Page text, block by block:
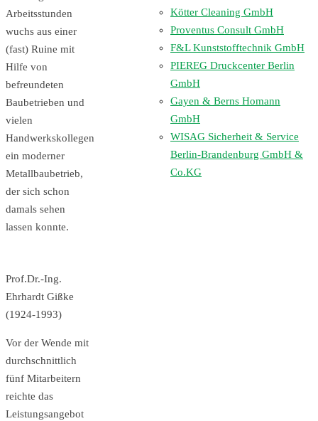
Arbeitsstunden
wuchs aus einer
(fast) Ruine mit
Hilfe von
befreundeten
Baubetrieben und
vielen
Handwerkskollegen
ein moderner
Metallbaubetrieb,
der sich schon
damals sehen
lassen konnte.
Prof.Dr.-Ing.
Ehrhardt Gißke
(1924-1993)
Vor der Wende mit
durchschnittlich
fünf Mitarbeitern
reichte das
Leistungsangebot
Kötter Cleaning GmbH
Proventus Consult GmbH
F&L Kunststofftechnik GmbH
PIEREG Druckcenter Berlin
GmbH
Gayen & Berns Homann
GmbH
WISAG Sicherheit & Service
Berlin-Brandenburg GmbH &
Co.KG